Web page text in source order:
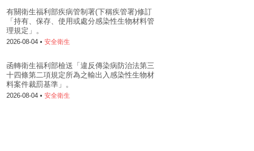
有關衛生福利部疾病管制署(下稱疾管署)修訂
「持有、保存、使用或處分感染性生物材料管
理規定」。
2026-08-04 • 安全衛生
函轉衛生福利部檢送「違反傳染病防治法第三
十四條第二項規定所為之輸出入感染性生物材
料案件裁罰基準」。
2026-08-04 • 安全衛生